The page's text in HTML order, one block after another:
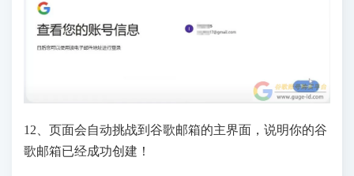
12、页面会自动挑战到谷歌邮箱的主界面，说明你的谷
歌邮箱已经成功创建！